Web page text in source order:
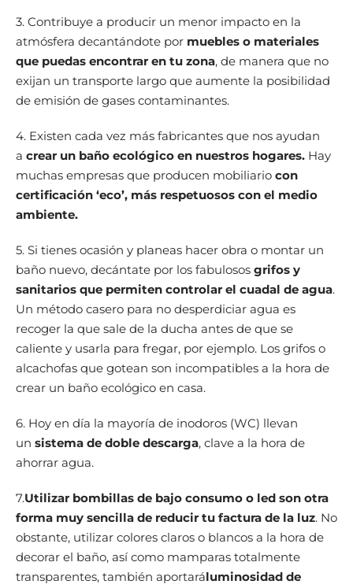
3. Contribuye a producir un menor impacto en la
atmósfera decantándote por muebles o materiales
que puedas encontrar en tu zona, de manera que no
exijan un transporte largo que aumente la posibilidad
de emisión de gases contaminantes.
4. Existen cada vez más fabricantes que nos ayudan
a crear un baño ecológico en nuestros hogares. Hay
muchas empresas que producen mobiliario con
certificación ‘eco’, más respetuosos con el medio
ambiente.
5. Si tienes ocasión y planeas hacer obra o montar un
baño nuevo, decántate por los fabulosos grifos y
sanitarios que permiten controlar el cuadal de agua.
Un método casero para no desperdiciar agua es
recoger la que sale de la ducha antes de que se
caliente y usarla para fregar, por ejemplo. Los grifos o
alcachofas que gotean son incompatibles a la hora de
crear un baño ecológico en casa.
6. Hoy en día la mayoría de inodoros (WC) llevan
un sistema de doble descarga, clave a la hora de
ahorrar agua.
7.Utilizar bombillas de bajo consumo o led son otra
forma muy sencilla de reducir tu factura de la luz. No
obstante, utilizar colores claros o blancos a la hora de
decorar el baño, así como mamparas totalmente
transparentes, también aportaráluminosidad de